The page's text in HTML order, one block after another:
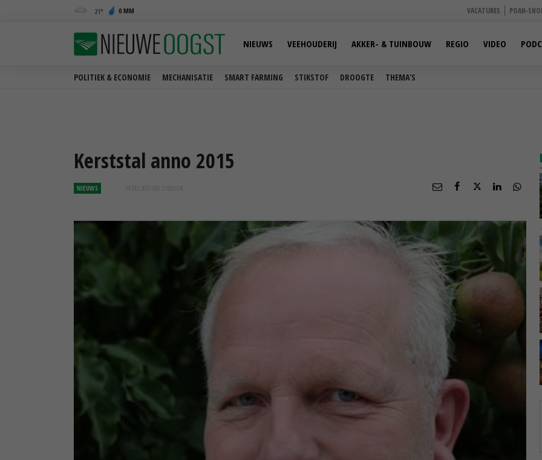
21 0 MM VACATURES POAH-
POLITIEK & ECONOMIE MECHANISATIE SMART FARMING STIKSTOF DROOGTE THEMA'S
NIEUWS VEEHOUDERIJ AKKER- & TUINBOUW REGIO VIDEO
Kerststal anno 2015
NIEUWS 19 DEC 2015 OM 12:00